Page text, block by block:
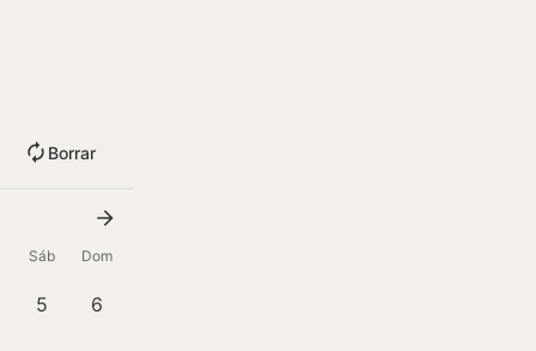
Borrar
Sáb Dom
5 6